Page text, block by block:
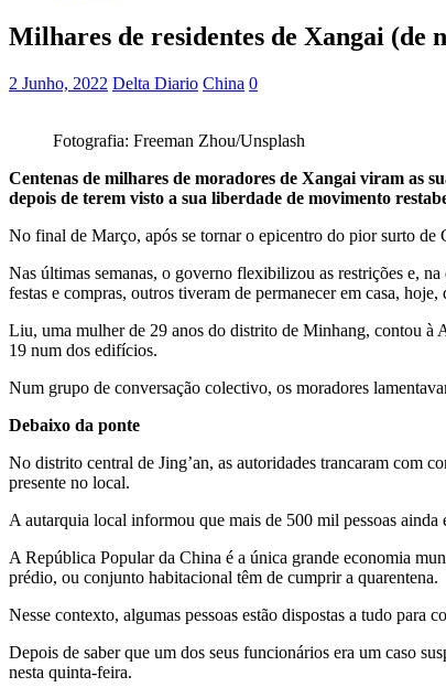
Milhares de residentes de Xangai (de
2 Junho, 2022 Delta Diario China 0
Fotografia: Freeman Zhou/Unsplash
Centenas de milhares de moradores de Xangai viram as
depois de terem visto a sua liberdade de movimento
No final de Março, após se tornar o epicentro do pior surto de
Nas últimas semanas, o governo flexibilizou as restrições e,
festas e compras, outros tiveram de permanecer em casa,
Liu, uma mulher de 29 anos do distrito de Minhang, contou à
19 num dos edifícios.
Num grupo de conversação colectivo, os moradores
Debaixo da ponte
No distrito central de Jing’an, as autoridades trancaram com
presente no local.
A autarquia local informou que mais de 500 mil pessoas ainda
A República Popular da China é a única grande economia
prédio, ou conjunto habitacional têm de cumprir a quarentena.
Nesse contexto, algumas pessoas estão dispostas a tudo para
Depois de saber que um dos seus funcionários era um caso
nesta quinta-feira.